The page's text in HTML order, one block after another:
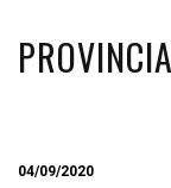
04/09/2020